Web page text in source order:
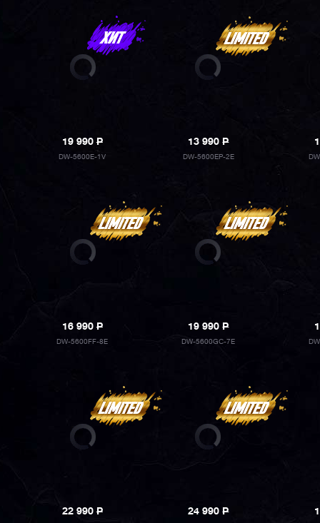
19 990P
DW-5600E-1V
13 990P
DW-5600EP-2E
16 990P
DW-5600FF-8E
19 990P
DW-5600GC-7E
22 990P 24 990P